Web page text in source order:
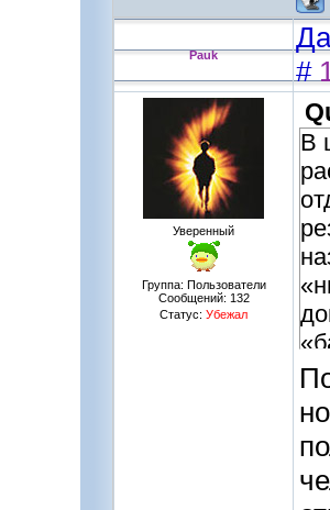
Pauk
#
Уверенный
Группа: Пользователи
Сообщений: 132
Статус: Убежал
В